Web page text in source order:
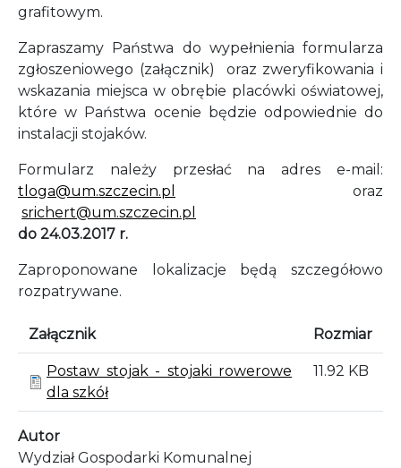
grafitowym.
Zapraszamy Państwa do wypełnienia formularza
zgłoszeniowego (załącznik) oraz zweryfikowania i
wskazania miejsca w obrębie placówki oświatowej,
które w Państwa ocenie będzie odpowiednie do
instalacji stojaków.
Formularz należy przesłać na adres e-mail:
tloga@um.szczecin.pl
oraz
srichert@um.szczecin.pl
do 24.03.2017 r.
Zaproponowane lokalizacje będą szczegółowo
rozpatrywane.
Załącznik Rozmiar
Postaw stojak - stojaki rowerowe
dla szkół
11.92 KB
Autor
Wydział Gospodarki Komunalnej